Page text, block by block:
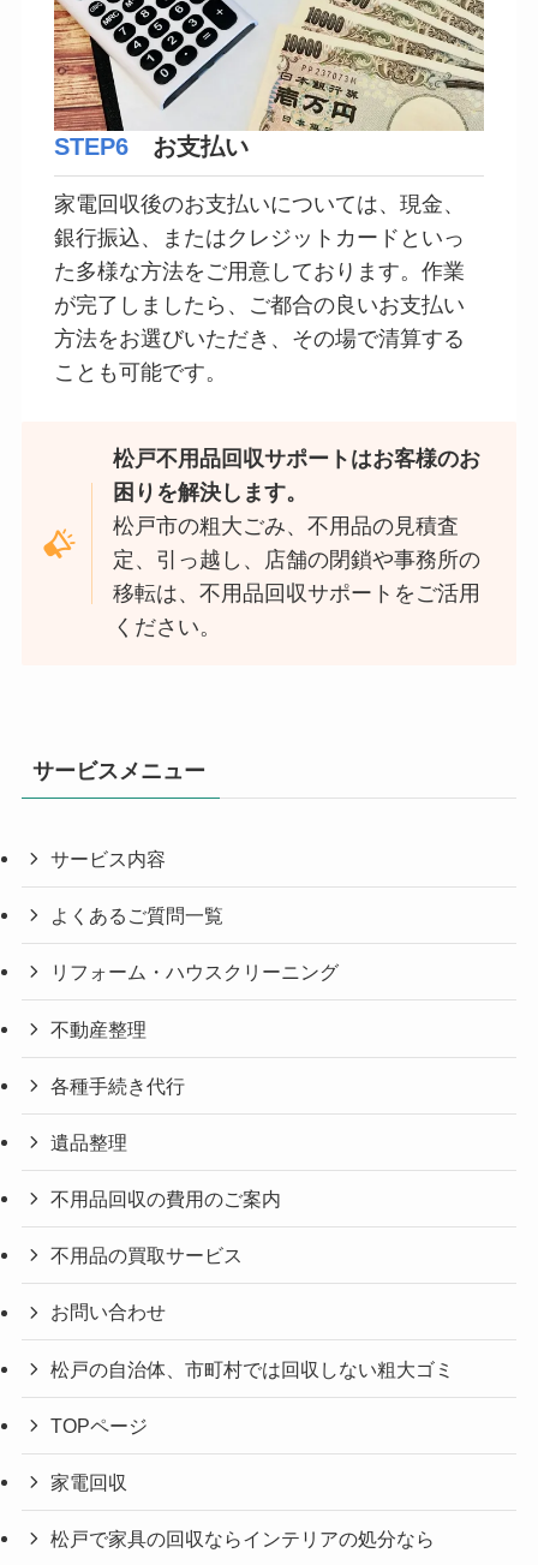
STEP6お支払い
家電回収後のお支払いについては、現金、
銀行振込、またはクレジットカードといっ
た多様な方法をご用意しております。作業
が完了しましたら、ご都合の良いお支払い
方法をお選びいただき、その場で清算する
ことも可能です。
松戸不用品回収サポートはお客様のお
困りを解決します。
松戸市の粗大ごみ、不用品の見積査
定、引っ越し、店舗の閉鎖や事務所の
移転は、不用品回収サポートをご活用
ください。
サービスメニュー
サービス内容
よくあるご質問一覧
リフォーム・ハウスクリーニング
不動産整理
各種手続き代行
遺品整理
不用品回収の費用のご案内
不用品の買取サービス
お問い合わせ
松戸の自治体、市町村では回収しない粗大ゴミ
TOPページ
家電回収
松戸で家具の回収ならインテリアの処分なら